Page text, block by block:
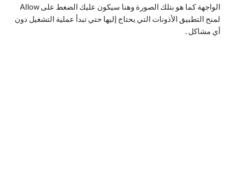
الواجهة كما هو بتلك الصورة وهنا سيكون عليك الضغط على Allow
لمنح التطبيق الأذونات التي يحتاج إليها حتي تبدأ عملية التشغيل دون
أي مشاكل .